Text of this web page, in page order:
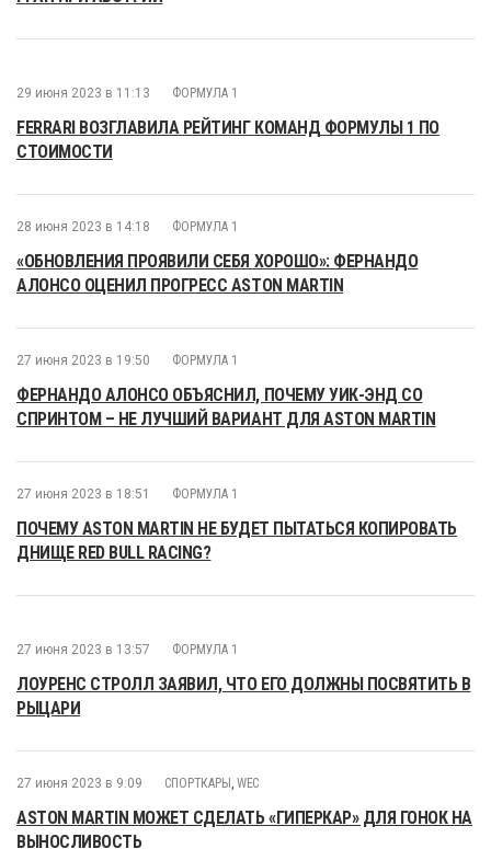
29 июня 2023 в 11:13 ФОРМУЛА 1
FERRARI ВОЗГЛАВИЛА РЕЙТИНГ КОМАНД ФОРМУЛЫ 1 ПО
СТОИМОСТИ
28 июня 2023 в 14:18 ФОРМУЛА 1
«ОБНОВЛЕНИЯ ПРОЯВИЛИ СЕБЯ ХОРОШО»: ФЕРНАНДО
АЛОНСО ОЦЕНИЛ ПРОГРЕСС ASTON MARTIN
27 июня 2023 в 19:50 ФОРМУЛА 1
ФЕРНАНДО АЛОНСО ОБЪЯСНИЛ, ПОЧЕМУ УИК-ЭНД СО
СПРИНТОМ – НЕ ЛУЧШИЙ ВАРИАНТ ДЛЯ ASTON MARTIN
27 июня 2023 в 18:51 ФОРМУЛА 1
ПОЧЕМУ ASTON MARTIN НЕ БУДЕТ ПЫТАТЬСЯ КОПИРОВАТЬ
ДНИЩЕ RED BULL RACING?
27 июня 2023 в 13:57 ФОРМУЛА 1
ЛОУРЕНС СТРОЛЛ ЗАЯВИЛ, ЧТО ЕГО ДОЛЖНЫ ПОСВЯТИТЬ В
РЫЦАРИ
27 июня 2023 в 9:09 СПОРТКАРЫ , WEC
ASTON MARTIN МОЖЕТ СДЕЛАТЬ «ГИПЕРКАР» ДЛЯ ГОНОК НА
ВЫНОСЛИВОСТЬ